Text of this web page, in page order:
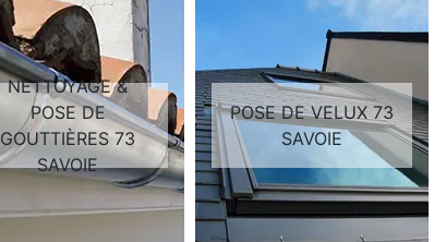
NETTOYAGE &
POSE DE
GOUTTIÈRES 73
SAVOIE
POSE DE VELUX 73
SAVOIE